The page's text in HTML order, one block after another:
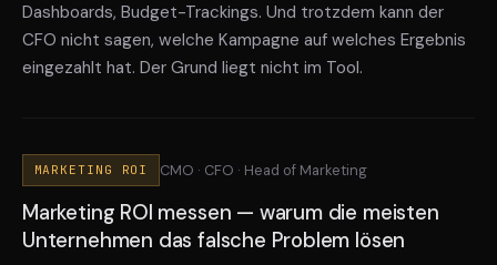
Dashboards, Budget-Trackings. Und trotzdem kann der
CFO nicht sagen, welche Kampagne auf welches Ergebnis
eingezahlt hat. Der Grund liegt nicht im Tool.
MARKETING ROI CMO · CFO · Head of Marketing
Marketing ROI messen — warum die meisten
Unternehmen das falsche Problem lösen